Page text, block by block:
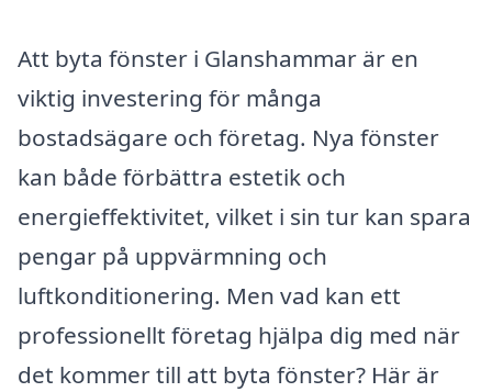
Att byta fönster i Glanshammar är en
viktig investering för många
bostadsägare och företag. Nya fönster
kan både förbättra estetik och
energieffektivitet, vilket i sin tur kan spara
pengar på uppvärmning och
luftkonditionering. Men vad kan ett
professionellt företag hjälpa dig med när
det kommer till att byta fönster? Här är